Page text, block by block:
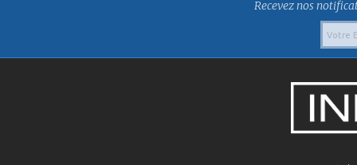
Recevez nos